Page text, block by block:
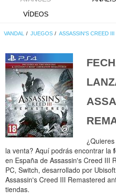
VÍDEOS
VANDAL JUEGOS ASSASSIN'S CREED
la venta? Aquí podrás encontrar la
en España de Assassin's Creed III
PC, Switch, desarrollado por
Assassin's Creed III Remastered
tiendas.